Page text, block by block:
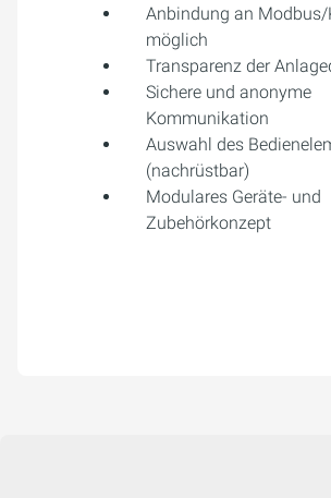
Anbindung an Modbus/
möglich
Transparenz der
Sichere und anonyme
Kommunikation
Auswahl des
(nachrüstbar)
Modulares Geräte- und
Zubehörkonzept